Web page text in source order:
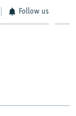
Follow us